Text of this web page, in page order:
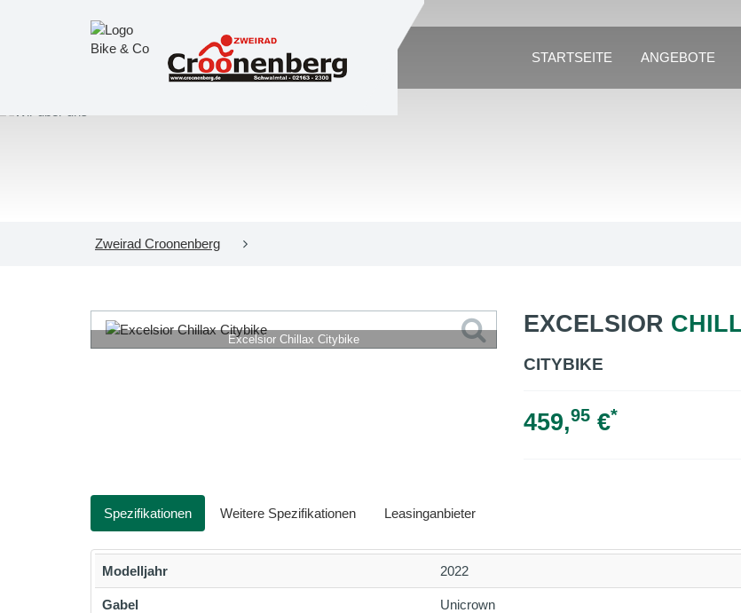
STARTSEITE ANGEBOTE
Zweirad Croonenberg
Excelsior Chillax Citybike
EXCELSIOR
CITYBIKE
459,95€*
Spezifikationen Weitere Spezifikationen Leasinganbieter
Modelljahr 2022
Gabel Unicrown